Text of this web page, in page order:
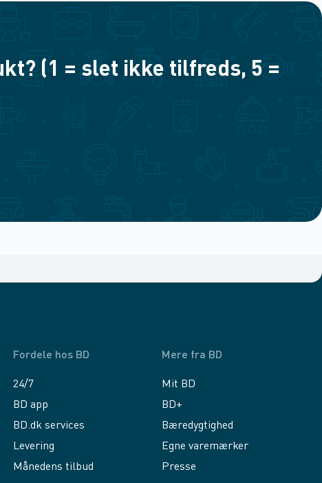
(1 = slet ikke tilfreds, 5 =
Fordele hos BD
24/7
BD app
BD.dk services
Levering
Månedens tilbud
Mere fra BD
Mit BD
BD+
Bæredygtighed
Egne varemærker
Presse